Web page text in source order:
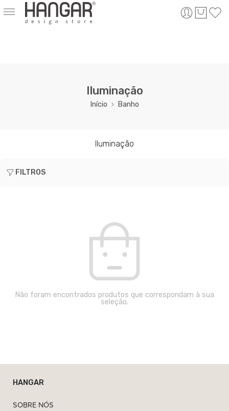
Iluminação
Início Banho
Iluminação
FILTROS
Não foram encontrados produtos que correspondam à sua
seleção.
HANGAR
SOBRE NÓS